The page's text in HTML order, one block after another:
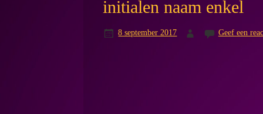
initialen naam enkel
8 september 2017 Geef een